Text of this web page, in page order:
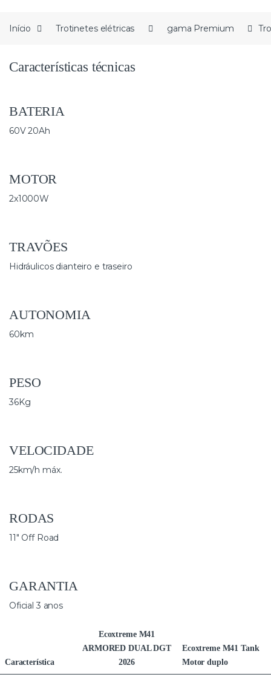
Início Trotinetes elétricas gama Premium
Características técnicas
BATERIA
60V 20Ah
MOTOR
2x1000W
TRAVÕES
Hidráulicos dianteiro e traseiro
AUTONOMIA
60km
PESO
36Kg
VELOCIDADE
25km/h máx.
RODAS
11″ Off Road
GARANTIA
Oficial 3 anos
Característica
Ecoxtreme M41
ARMORED DUAL DGT
2026
Ecoxtreme M41 Tank
Motor duplo